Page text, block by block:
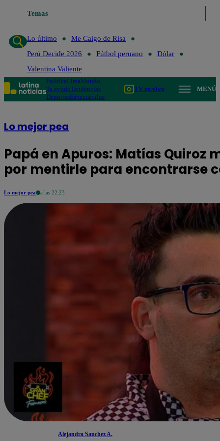
Temas
Lo último
Me Caigo de Risa
Perú Decide 2026
Fútbol peruano
Dólar
Valentina Valiente
PolíticaLimaMundo
Te ayudoTendencias
DeportesEspectáculos
TV en vivo MENÚ
Lo mejor pea
Papá en Apuros: Matías Quiroz
por mentirle para encontrarse
Lo mejor pea a las 22:23
Alejandra Sanchez A.